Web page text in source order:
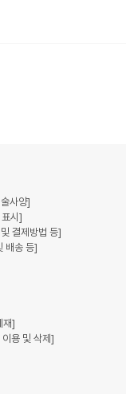
사양]
시]
결제방법 등]
배송 등]
재]
용 및 삭제]